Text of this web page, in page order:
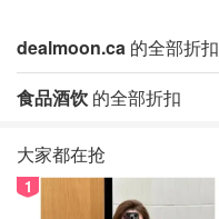
dealmoon.ca 的全部折扣
食品酒饮 的全部折扣
大家都在抢
1